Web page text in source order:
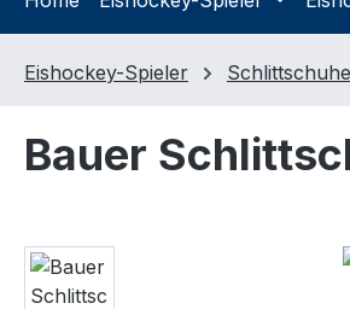
Eishockey-Spieler Schlittschuhe
Bauer
Bildergalerie überspringen